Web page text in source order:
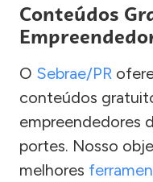
Conteúdos
O Sebrae/PR
conteúdos
empreendedores
portes. Nosso
melhores